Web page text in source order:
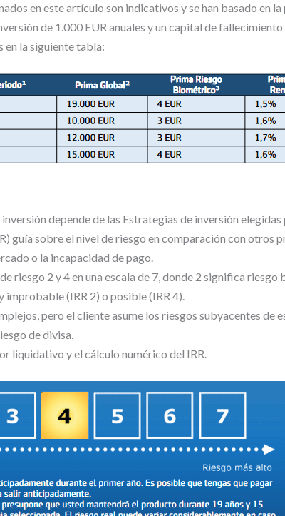
en este artículo son indicativos y se han basado en
de 1.000 EUR anuales y un capital de
la siguiente tabla:
depende de las Estrategias de inversión
guía sobre el nivel de riesgo en comparación con otros
o la incapacidad de pago.
riesgo 2 y 4 en una escala de 7, donde 2 significa
improbable (IRR 2) o posible (IRR 4).
pero el cliente asume los riesgos subyacentes de
de divisa.
liquidativo y el cálculo numérico del IRR.